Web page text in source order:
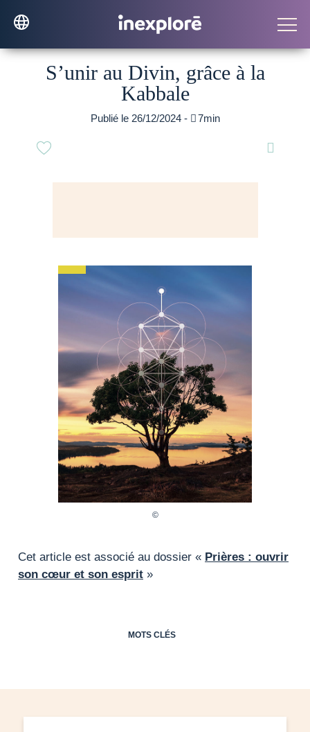
S’unir au Divin, grâce à la
Kabbale
Publié le 26/12/2024 - 7min

Cet article est associé au dossier « Prières : ouvrir
son cœur et son esprit »
MOTS CLÉS